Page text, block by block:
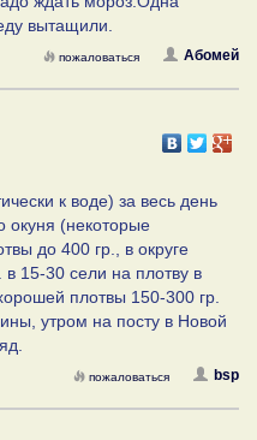
вытащили.
Абомей
пожаловаться
к воде) за весь день
окуня (некоторые
до 400 гр., в округе
15-30 сели на плотву в
плотвы 150-300 гр.
утром на посту в Новой
bsp
пожаловаться